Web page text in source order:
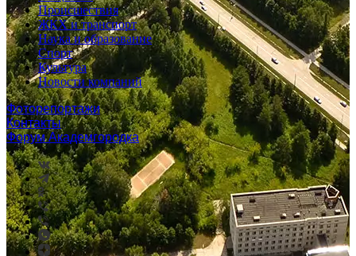
Происшествия
ЖКХ и транспорт
Наука и образование
Спорт
Культура
Новости компаний
Фоторепортажи
Контакты
Форум Академгородка